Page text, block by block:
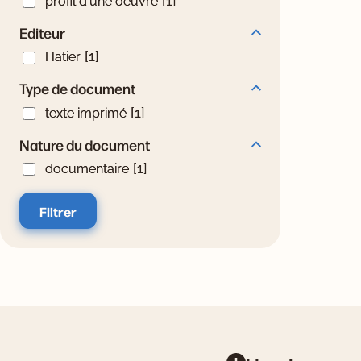
Editeur
HatierHatier [1]
Type de document
texte imprimé
texte imprimé [1]
Nature du document
documentaire
documentaire [1]